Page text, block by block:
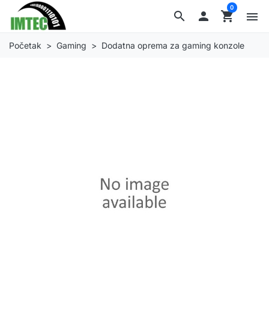
search  shopping_cart
0
menu
Početak Gaming Dodatna oprema za gaming konzole